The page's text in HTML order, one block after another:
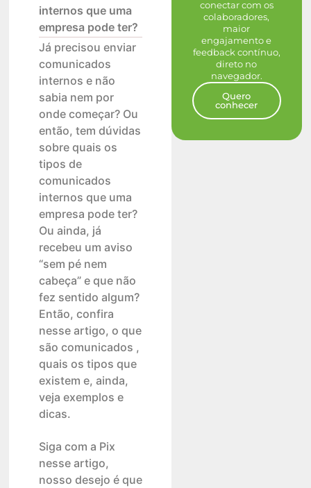
internos que uma
empresa pode ter?
Já precisou enviar
comunicados
internos e não
sabia nem por
onde começar? Ou
então, tem dúvidas
sobre quais os
tipos de
comunicados
internos que uma
empresa pode ter?
Ou ainda, já
recebeu um aviso
“sem pé nem
cabeça” e que não
fez sentido algum?
Então, confira
nesse artigo, o que
são comunicados ,
quais os tipos que
existem e, ainda,
veja exemplos e
dicas.
Siga com a Pix
nesse artigo,
nosso desejo é que
conectar com os
colaboradores,
maior
engajamento e
feedback contínuo,
direto no
navegador.
Quero
conhecer